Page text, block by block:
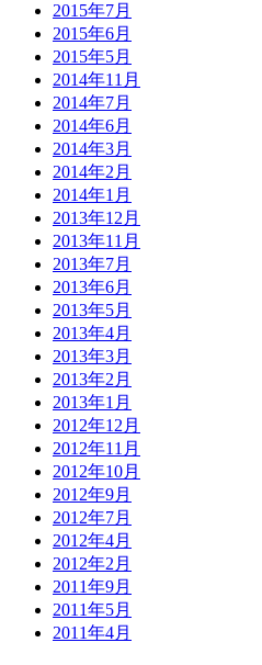
2015年7月
2015年6月
2015年5月
2014年11月
2014年7月
2014年6月
2014年3月
2014年2月
2014年1月
2013年12月
2013年11月
2013年7月
2013年6月
2013年5月
2013年4月
2013年3月
2013年2月
2013年1月
2012年12月
2012年11月
2012年10月
2012年9月
2012年7月
2012年4月
2012年2月
2011年9月
2011年5月
2011年4月